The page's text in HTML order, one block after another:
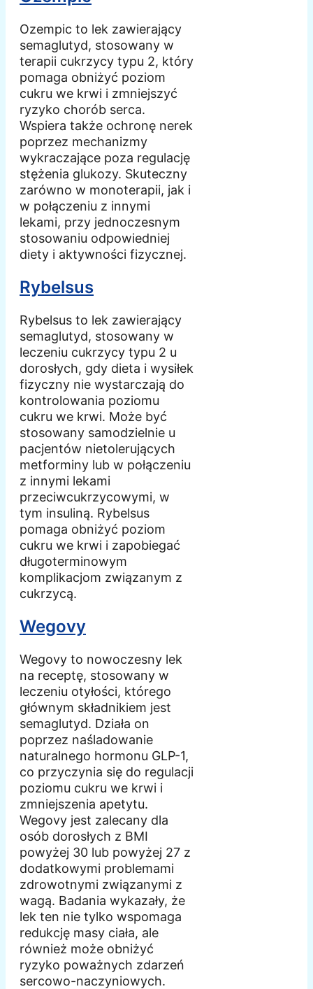
Ozempic to lek zawierający
semaglutyd, stosowany w
terapii cukrzycy typu 2, który
pomaga obniżyć poziom
cukru we krwi i zmniejszyć
ryzyko chorób serca.
Wspiera także ochronę nerek
poprzez mechanizmy
wykraczające poza regulację
stężenia glukozy. Skuteczny
zarówno w monoterapii, jak i
w połączeniu z innymi
lekami, przy jednoczesnym
stosowaniu odpowiedniej
diety i aktywności fizycznej.
Rybelsus
Rybelsus to lek zawierający
semaglutyd, stosowany w
leczeniu cukrzycy typu 2 u
dorosłych, gdy dieta i wysiłek
fizyczny nie wystarczają do
kontrolowania poziomu
cukru we krwi. Może być
stosowany samodzielnie u
pacjentów nietolerujących
metforminy lub w połączeniu
z innymi lekami
przeciwcukrzycowymi, w
tym insuliną. Rybelsus
pomaga obniżyć poziom
cukru we krwi i zapobiegać
długoterminowym
komplikacjom związanym z
cukrzycą.
Wegovy
Wegovy to nowoczesny lek
na receptę, stosowany w
leczeniu otyłości, którego
głównym składnikiem jest
semaglutyd. Działa on
poprzez naśladowanie
naturalnego hormonu GLP-1,
co przyczynia się do regulacji
poziomu cukru we krwi i
zmniejszenia apetytu.
Wegovy jest zalecany dla
osób dorosłych z BMI
powyżej 30 lub powyżej 27 z
dodatkowymi problemami
zdrowotnymi związanymi z
wagą. Badania wykazały, że
lek ten nie tylko wspomaga
redukcję masy ciała, ale
również może obniżyć
ryzyko poważnych zdarzeń
sercowo-naczyniowych.